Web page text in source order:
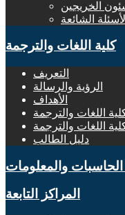
الخريجين
الأسئلة الشائعة
كلية اللغات والترجمة
التعريف
الرؤية والرسالة
الأهداف
اللغات والترجمة
اللغات والترجمة
دليل الطالب
الحاسبات والمعلومات
المراكز التابعة